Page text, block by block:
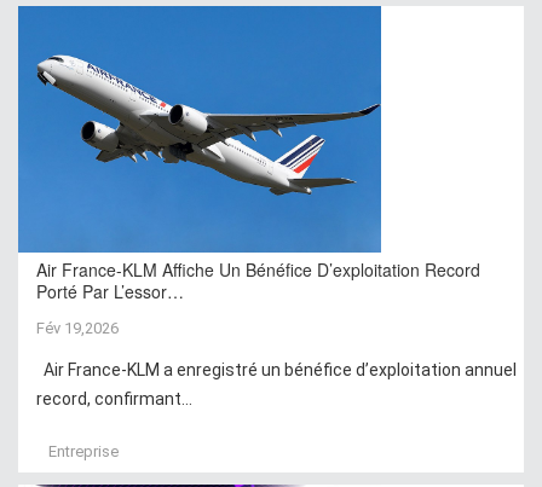
Air France-KLM Affiche Un Bénéfice D’exploitation Record
Porté Par L’essor…
Fév 19,2026
Air France-KLM a enregistré un bénéfice d’exploitation annuel
record, confirmant...
Entreprise